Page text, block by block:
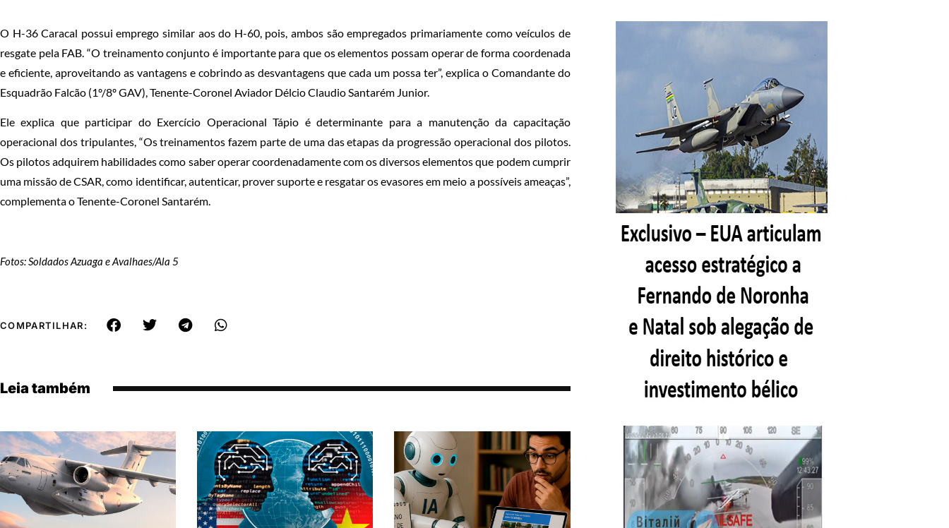
O H-36 Caracal possui emprego similar aos do H-60, pois, ambos são empregados primariamente como veículos de
resgate pela FAB. “O treinamento conjunto é importante para que os elementos possam operar de forma coordenada
e eficiente, aproveitando as vantagens e cobrindo as desvantagens que cada um possa ter”, explica o Comandante do
Esquadrão Falcão (1º/8º GAV), Tenente-Coronel Aviador Délcio Claudio Santarém Junior.
Ele explica que participar do Exercício Operacional Tápio é determinante para a manutenção da capacitação
operacional dos tripulantes, “Os treinamentos fazem parte de uma das etapas da progressão operacional dos pilotos.
Os pilotos adquirem habilidades como saber operar coordenadamente com os diversos elementos que podem cumprir
uma missão de CSAR, como identificar, autenticar, prover suporte e resgatar os evasores em meio a possíveis ameaças”,
complementa o Tenente-Coronel Santarém.
Fotos: Soldados Azuaga e Avalhaes/Ala 5
COMPARTILHAR:
Leia também